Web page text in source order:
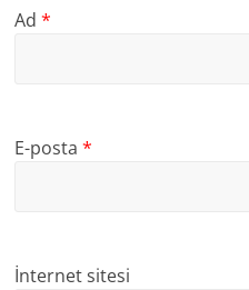
Ad*
E-posta*
İnternet sitesi